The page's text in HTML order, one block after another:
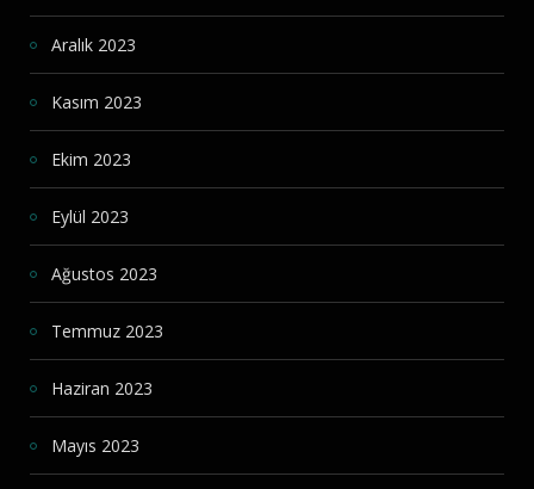
Aralık 2023
Kasım 2023
Ekim 2023
Eylül 2023
Ağustos 2023
Temmuz 2023
Haziran 2023
Mayıs 2023